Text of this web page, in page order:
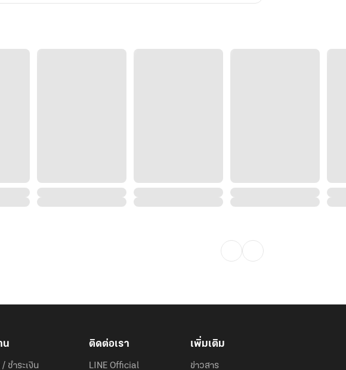
น
ชำระเงิน
ติดต่อเรา
LINE Official
เพิ่มเติม
ข่าวสาร